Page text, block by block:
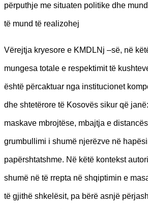
përputhje me situaten politike dhe
të mund të realizohej
Vërejtja kryesore e KMDLNj –së, në
mungesa totale e respektimit të
është përcaktuar nga institucionet
dhe shtetërore të Kosovës sikur që
maskave mbrojtëse, mbajtja e
grumbullimi i shumë njerëzve në
papërshtatshme. Në këtë kontekst
shumë në të rrepta në shqiptimin e
të gjithë shkelësit, pa bërë asnjë